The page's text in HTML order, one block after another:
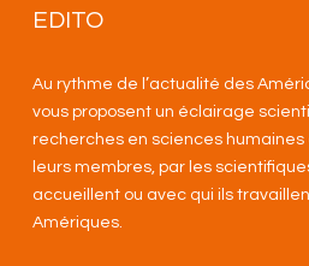
EDITO
Au rythme de l’actualité des
vous proposent un éclairage
recherches en sciences
leurs membres, par les
accueillent ou avec qui ils
Amériques.